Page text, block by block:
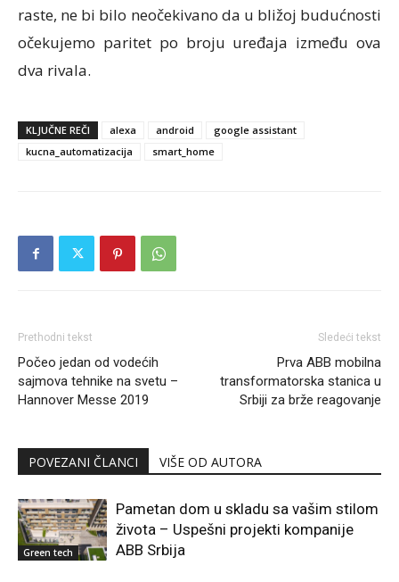
raste, ne bi bilo neočekivano da u bližoj budućnosti
očekujemo paritet po broju uređaja između ova
dva rivala.
KLJUČNE REČI alexa android
google assistant
kucna_automatizacija
smart_home
Prethodni tekst
Počeo jedan od vodećih
sajmova tehnike na svetu –
Hannover Messe 2019
Sledeći tekst
Prva ABB mobilna
transformatorska stanica u
Srbiji za brže reagovanje
POVEZANI ČLANCI VIŠE OD AUTORA
Green tech
Pametan dom u skladu sa vašim stilom
života – Uspešni projekti kompanije
ABB Srbija